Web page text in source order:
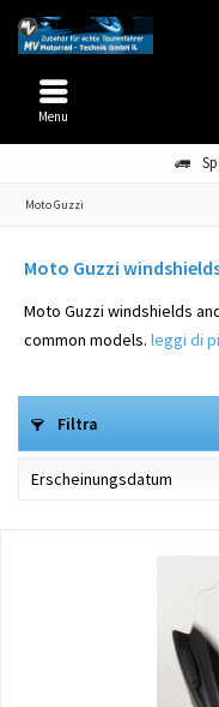
Menu
Moto Guzzi
Moto Guzzi
Moto Guzzi windshields
common models. leggi di
Filtra